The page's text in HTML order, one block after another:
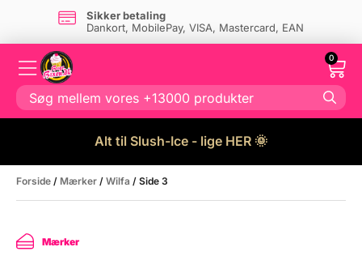
Sikker betaling
Dankort, MobilePay, VISA, Mastercard, EAN
0
Alt til Slush-Ice - lige HER 🌞
Forside / Mærker / Wilfa / Side 3
Mærker